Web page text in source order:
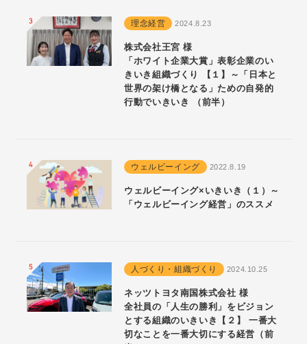
理念経営 2024.8.23
株式会社王宮 様
「ホワイト企業大賞」表彰企業のい
きいき組織づくり 【１】～「日本と
世界の架け橋となる」ための自発的
行動でいきいき （前半）
ウェルビーイング 2022.8.19
ウェルビーイング×いきいき（１）～
「ウェルビーイング経営」のススメ
人づくり・組織づくり 2024.10.25
ネッツトヨタ南国株式会社 様
全社員の「人生の勝利」をビジョン
とする組織のいきいき【２】 一番大
切なことを一番大切にする経営（前